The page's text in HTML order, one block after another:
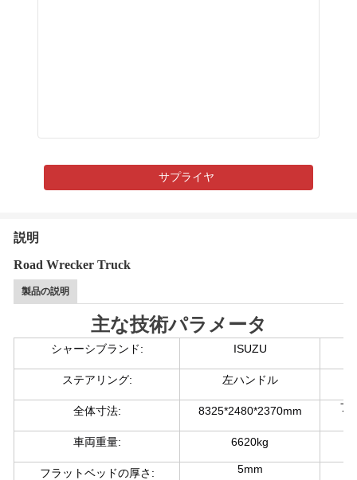
サプライヤ
説明
Road Wrecker Truck
製品の説明
主な技術パラメータ
シャーシブランド: ISUZU
ステアリング: 左ハンドル
全体寸法: 8325*2480*2370mm フ
車両重量: 6620kg
フラットベッドの厚さ: 5mm